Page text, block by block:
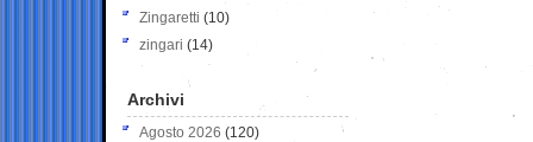
Zingaretti (10)
zingari (14)
Archivi
Agosto 2026 (120)